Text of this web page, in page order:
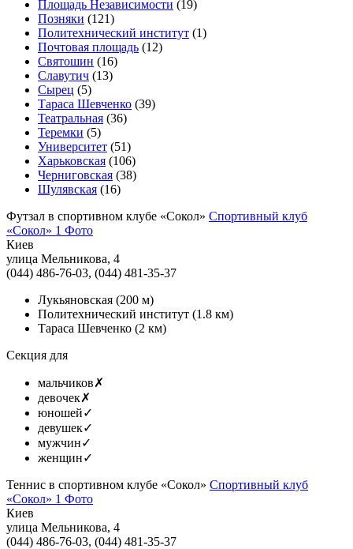
Площадь Независимости (19)
Позняки (121)
Политехнический институт (1)
Почтовая площадь (12)
Святошин (16)
Славутич (13)
Сырец (5)
Тараса Шевченко (39)
Театральная (36)
Теремки (5)
Университет (51)
Харьковская (106)
Черниговская (38)
Шулявская (16)
Футзал в спортивном клубе «Сокол» Спортивный клуб
«Сокол» 1 Фото
Киев
улица Мельникова, 4
(044) 486-76-03, (044) 481-35-37
Лукьяновская (200 м)
Политехнический институт (1.8 км)
Тараса Шевченко (2 км)
Секция для
мальчиков✗
девочек✗
юношей✓
девушек✓
мужчин✓
женщин✓
Теннис в спортивном клубе «Сокол» Спортивный клуб
«Сокол» 1 Фото
Киев
улица Мельникова, 4
(044) 486-76-03, (044) 481-35-37